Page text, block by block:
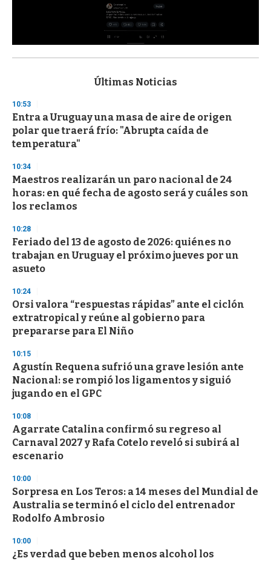
s
d
s
o
f
3
s
e
c
o
n
Últimas Noticias
10:53
Entra a Uruguay una masa de aire de origen
polar que traerá frío: "Abrupta caída de
temperatura"
10:34
Maestros realizarán un paro nacional de 24
horas: en qué fecha de agosto será y cuáles son
los reclamos
10:28
Feriado del 13 de agosto de 2026: quiénes no
trabajan en Uruguay el próximo jueves por un
asueto
10:24
Orsi valora “respuestas rápidas” ante el ciclón
extratropical y reúne al gobierno para
prepararse para El Niño
10:15
Agustín Requena sufrió una grave lesión ante
Nacional: se rompió los ligamentos y siguió
jugando en el GPC
10:08
Agarrate Catalina confirmó su regreso al
Carnaval 2027 y Rafa Cotelo reveló si subirá al
escenario
10:00
Sorpresa en Los Teros: a 14 meses del Mundial de
Australia se terminó el ciclo del entrenador
Rodolfo Ambrosio
10:00
¿Es verdad que beben menos alcohol los